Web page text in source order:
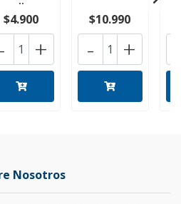
$4.900
+
$10.990
+
-
Nosotros